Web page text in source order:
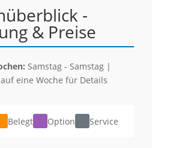
-
& Preise
Samstag - Samstag |
eine Woche für Details
Belegt Option Service